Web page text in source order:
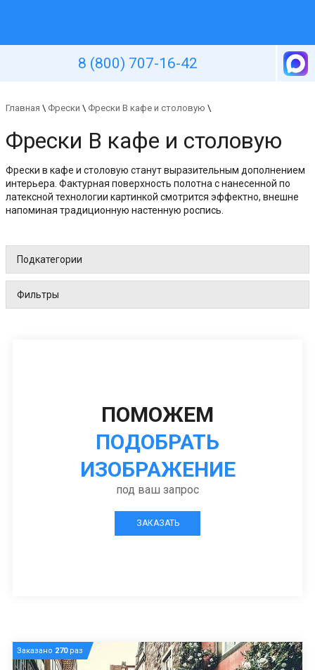
8 (800) 707-16-42
Главная \ Фрески \ Фрески В кафе и столовую \
Фрески В кафе и столовую
Фрески в кафе и столовую станут выразительным дополнением
интерьера. Фактурная поверхность полотна с нанесенной по
латексной технологии картинкой смотрится эффектно, внешне
напоминая традиционную настенную роспись.
Подкатегории
Фильтры
ПОМОЖЕМ
ПОДОБРАТЬ
ИЗОБРАЖЕНИЕ
под ваш запрос
ЗАКАЗАТЬ
Заказано 270раз